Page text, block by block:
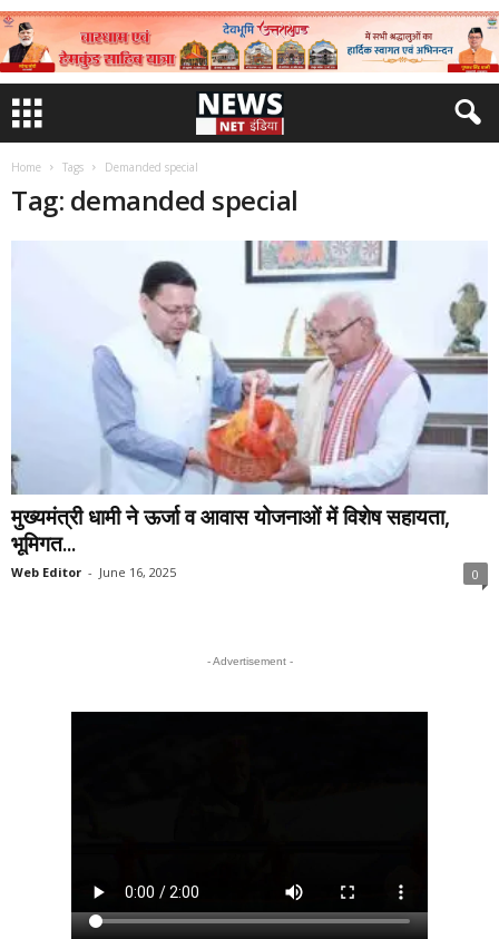
Home Tags Demanded special
Tag: demanded special
मुख्यमंत्री धामी ने ऊर्जा व आवास योजनाओं में विशेष सहायता,
भूमिगत...
Web Editor - June 16, 2025 0
- Advertisement -